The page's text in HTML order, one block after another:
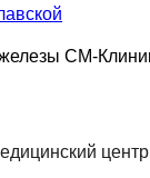
центр